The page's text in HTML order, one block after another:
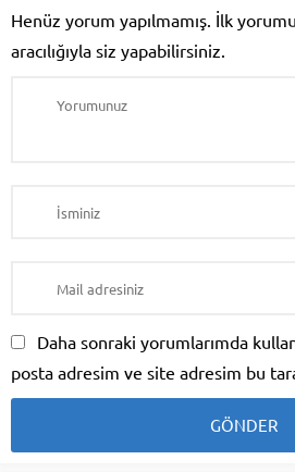
Henüz yorum yapılmamış. İlk
aracılığıyla siz yapabilirsiniz.
Daha sonraki yorumlarımda
posta adresim ve site adresim bu